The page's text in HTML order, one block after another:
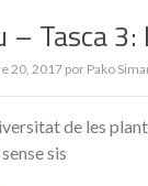
– Tasca
20, 2017por Pako
de les
sis